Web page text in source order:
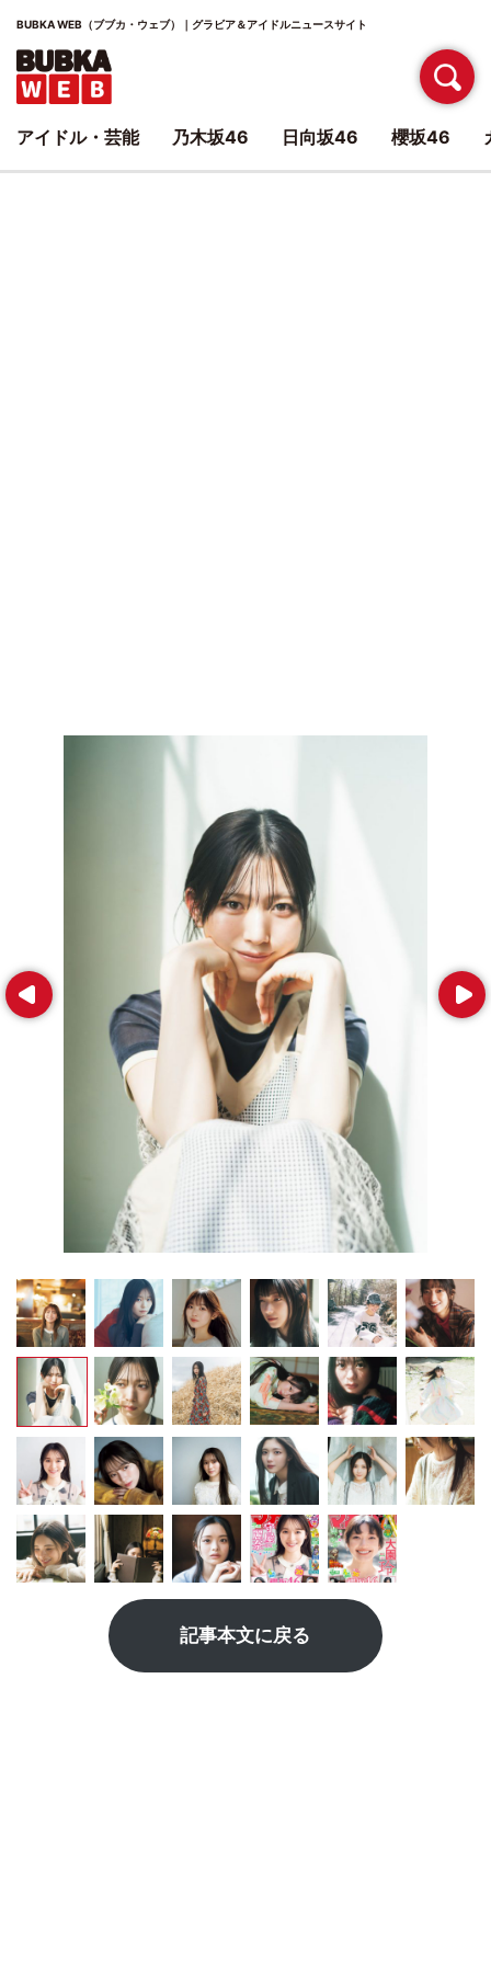
BUBKA WEB（ブブカ・ウェブ）｜グラビア＆アイドルニュースサイト
Prev Next
記事本文に戻る
アイドル・芸能 乃木坂46 日向坂46 櫻坂46